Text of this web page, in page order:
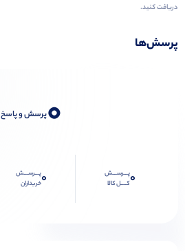
دریافت کنید.
پرسش‌ها
0پرسش و پاسخ
0پـــرســـش
کــــل کالا
0پـــرســـش
خریداران